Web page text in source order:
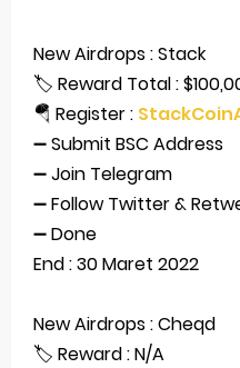
New Airdrops : Stack
🏷 Reward Total :
🪂 Register :
➖ Submit BSC Address
➖ Join Telegram
➖ Follow Twitter &
➖ Done
End : 30 Maret 2022
New Airdrops : Cheqd
🏷 Reward : N/A